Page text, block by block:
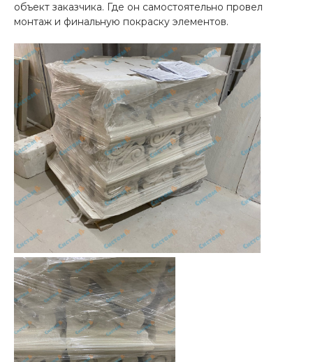
объект заказчика. Где он самостоятельно провел
монтаж и финальную покраску элементов.